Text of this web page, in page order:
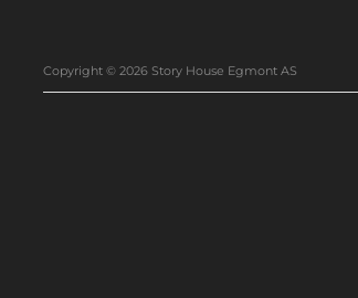
Copyright © 2026 Story House Egmont AS